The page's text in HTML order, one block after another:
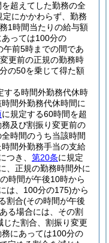
超えてした勤務の全
定にかかわらず、勤務
1時間当たりの給与額
っては100分の
前5時までの間であ
変更前の正規の勤務時
の50を乗じて得た額
する時間外勤務代休時
間外勤務代休時間に
に規定する60時間を超
及び割振り変更前の
時間のうち当該時間
間外勤務手当の支給
つき、 第20条に規定
、正規の勤務時間外に
時間が午後10時から
は、100分の175)から
割合(その時間が午後
る場合には、その割
じた割合、割振り変更
にあっては100分の